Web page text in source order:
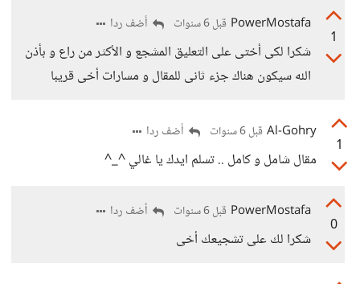
1
PowerMostafa قبل 6 سنوات أضف ردا
شكرا لكى أختى على التعليق المشجع و الأكثر من راع و بأذن
الله سيكون هناك جزء ثانى للمقال و مسارات أخى قريبا
1
Al-Gohry قبل 6 سنوات أضف ردا
مقال شامل و كامل .. تسلم ايدك يا غالي ^_^
0
PowerMostafa قبل 6 سنوات أضف ردا
شكرا لك على تشجيعك أخى